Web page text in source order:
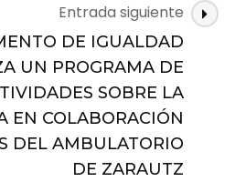
PARA
LAS
ENTIDADES
SOCIALES
DE
EUSKADI
Entrada siguiente
DE IGUALDAD
UN PROGRAMA DE
SOBRE LA
EN COLABORACIÓN
DEL AMBULATORIO
DE ZARAUTZ